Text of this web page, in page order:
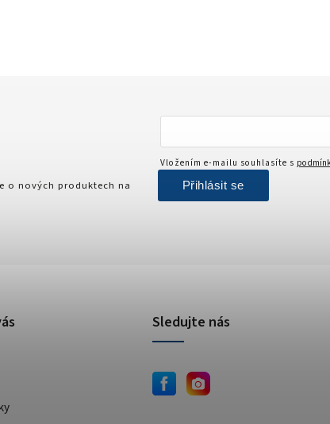
o nových produktech na
Vložením e-mailu souhlasíte s
Přihlásit se
Sledujte nás